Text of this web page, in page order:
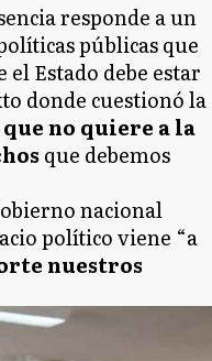
responde a un
públicas que
Estado debe estar
donde cuestionó la
no quiere a la
que debemos
nacional
político viene “a
nuestros